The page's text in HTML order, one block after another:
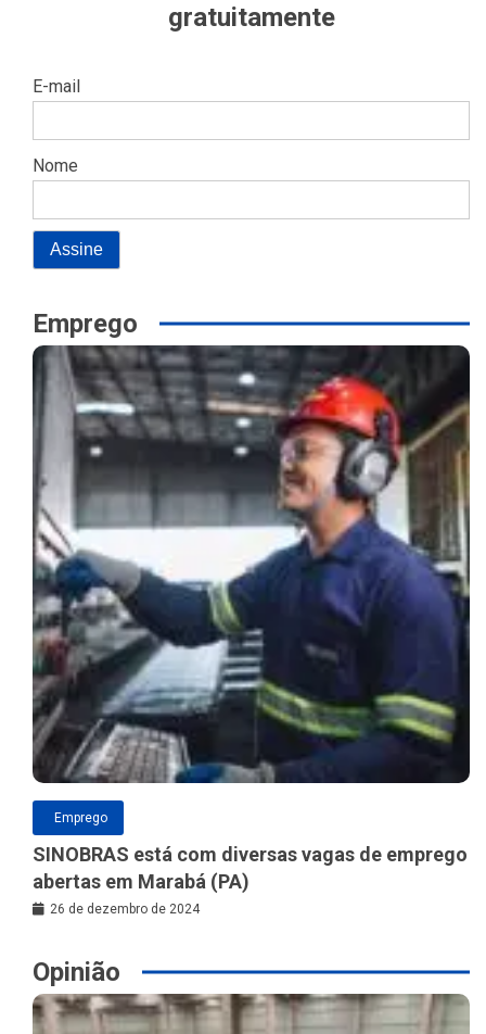
gratuitamente
E-mail
Nome
Emprego
Emprego
SINOBRAS está com diversas vagas de emprego
abertas em Marabá (PA)
26 de dezembro de 2024
Opinião